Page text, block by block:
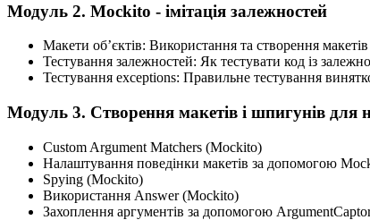
Модуль 2. Mockito - імітація залежностей
Макети об’єктів: Використання та створення
Тестування залежностей: Як тестувати код із
Тестування exceptions: Правильне тестування
Модуль 3. Створення макетів і шпигунів для
Custom Argument Matchers (Mockito)
Налаштування поведінки макетів за допомогою
Spying (Mockito)
Використання Answer (Mockito)
Захоплення аргументів за допомогою